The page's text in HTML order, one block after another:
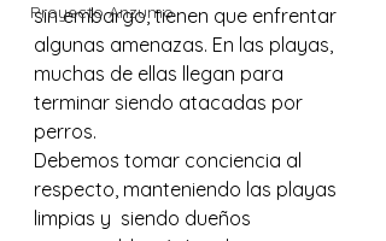
Proyecto Anzumo
sin embargo, tienen que enfrentar
algunas amenazas. En las playas,
muchas de ellas llegan para
terminar siendo atacadas por
perros.
Debemos tomar conciencia al
respecto, manteniendo las playas
limpias y  siendo dueños